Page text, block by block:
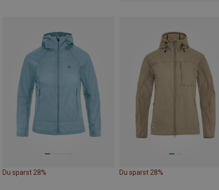
Du sparst 28% Du sparst 28%